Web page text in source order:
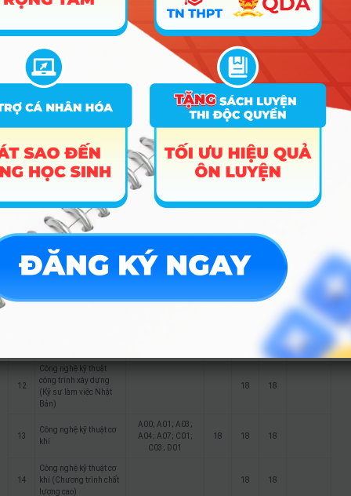
4
Kinh tế (Chương trình
18 18
Chính trị học
C03; C14; C19;
C20; D01; D09;
D15; D66; X01;
18
6
phương tiện
A01; C01; C03;
C04; C14; D01;
18 18 18
7 Thương mại điện tử
A01; A04; A08;
A09; C03; C04;
D01; D10; X17; X21
18 18 18
A08; A09; C00;
C03; C14; C19;
C20; D01; X01;
Toán/Ngữ
văn từ 7
Công nghệ thông tin
A00; A01; C01;
C03; C04; D01;
D07; X02
18
lượng cao)
18
18
12
Công nghệ kỹ thuật
công trình xây dựng
(Kỹ sư làm việc Nhật
Bản)
18 18
13
Công nghệ kỹ thuật cơ
khí
A00; A01; A03;
A04; A07; C01;
C03; D01
18 18 18
14
Công nghệ kỹ thuật cơ
khí (Chương trình chất
lượng cao)
18 18